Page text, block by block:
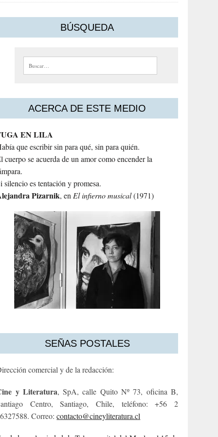
BÚSQUEDA
Buscar:
ACERCA DE ESTE MEDIO
EN LILA
que escribir sin para qué, sin para quién.
cuerpo se acuerda de un amor como encender la
silencio es tentación y promesa.
Pizarnik, enEl infierno musical(1971)
SEÑAS POSTALES
comercial y de la redacción:
y Literatura, SpA, calle Quito Nº 73, oficina B,
Centro, Santiago, Chile, teléfono: +56 2
Correo:contacto@cineyliteratura.cl